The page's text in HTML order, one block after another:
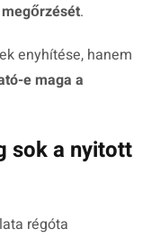
.
enyhítése, hanem
e maga a
sok a nyitott
régóta